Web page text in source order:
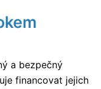
a bezpečný
financovat jejich